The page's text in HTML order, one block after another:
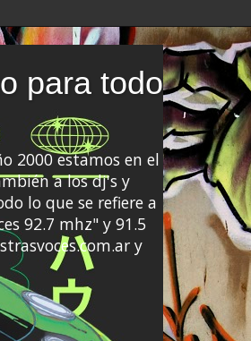
para todo
2000 estamos en el
a los dj's y
lo que se refiere a
92.7 mhz" y 91.5
y